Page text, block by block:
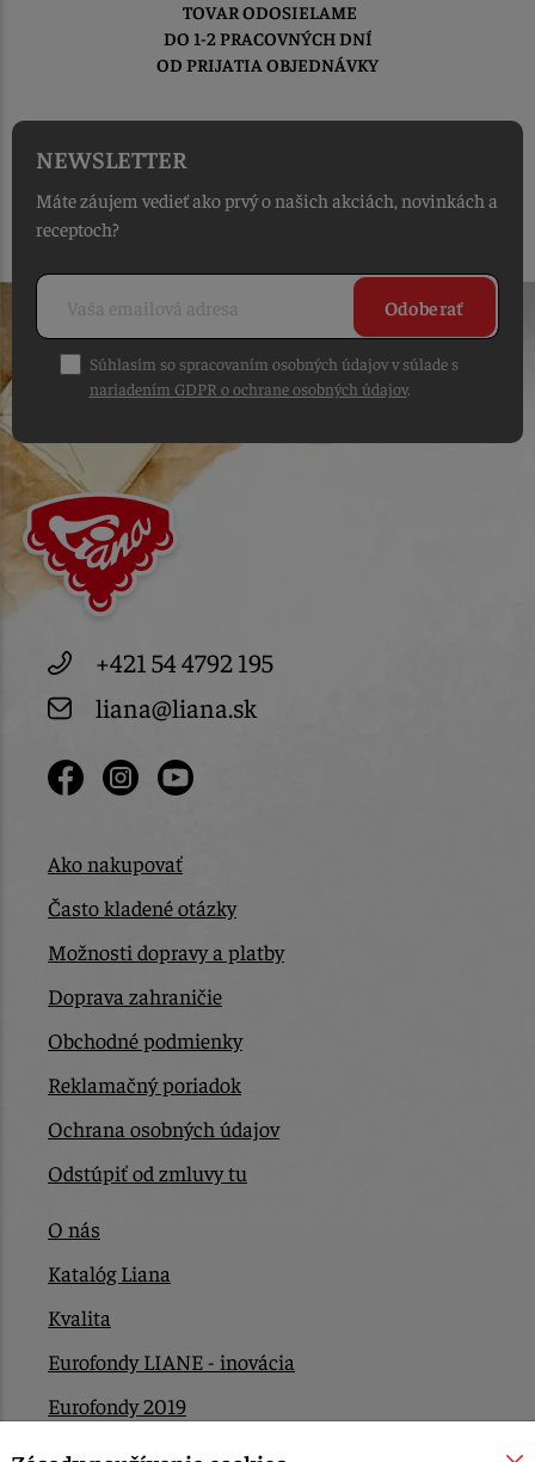
TOVAR ODOSIELAME
DO 1-2 PRACOVNÝCH DNÍ
OD PRIJATIA OBJEDNÁVKY
NEWSLETTER
Máte záujem vedieť ako prvý o našich akciách, novinkách a
receptoch?
Odoberať
Súhlasím so spracovaním osobných údajov v súlade s
nariadením GDPR o ochrane osobných údajov.
+421 54 4792 195
liana@liana.sk
Ako nakupovať
Často kladené otázky
Možnosti dopravy a platby
Doprava zahraničie
Obchodné podmienky
Reklamačný poriadok
Ochrana osobných údajov
Odstúpiť od zmluvy tu
O nás
Katalóg Liana
Kvalita
Eurofondy LIANE - inovácia
Eurofondy 2019
Eurofondy 2022/2023